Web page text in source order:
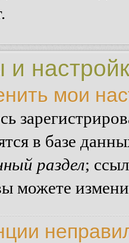
мои
в базе
раздел;
можете